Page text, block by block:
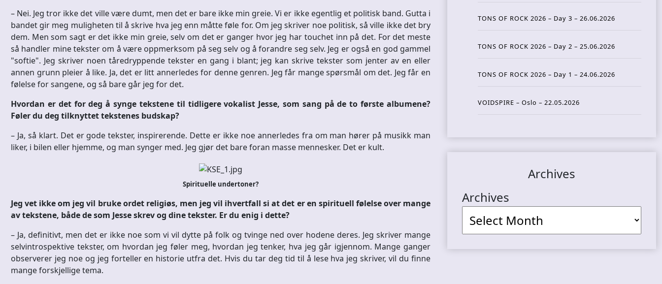
– Nei. Jeg tror ikke det ville være dumt, men det er bare ikke min greie. Vi er ikke egentlig et politisk band. Gutta i
bandet gir meg muligheten til å skrive hva jeg enn måtte føle for. Om jeg skriver noe politisk, så ville ikke det bry
dem. Men som sagt er det ikke min greie, selv om det er ganger hvor jeg har touchet inn på det. For det meste
så handler mine tekster om å være oppmerksom på seg selv og å forandre seg selv. Jeg er også en god gammel
"softie". Jeg skriver noen tåredryppende tekster en gang i blant; jeg kan skrive tekster som jenter av en eller
annen grunn pleier å like. Ja, det er litt annerledes for denne genren. Jeg får mange spørsmål om det. Jeg får en
følelse for sangene, og så bare går jeg for det.
Hvordan er det for deg å synge tekstene til tidligere vokalist Jesse, som sang på de to første albumene?
Føler du deg tilknyttet tekstenes budskap?
– Ja, så klart. Det er gode tekster, inspirerende. Dette er ikke noe annerledes fra om man hører på musikk man
liker, i bilen eller hjemme, og man synger med. Jeg gjør det bare foran masse mennesker. Det er kult.
Spirituelle undertoner?
Jeg vet ikke om jeg vil bruke ordet religiøs, men jeg vil ihvertfall si at det er en spirituell følelse over mange
av tekstene, både de som Jesse skrev og dine tekster. Er du enig i dette?
– Ja, definitivt, men det er ikke noe som vi vil dytte på folk og tvinge ned over hodene deres. Jeg skriver mange
selvintrospektive tekster, om hvordan jeg føler meg, hvordan jeg tenker, hva jeg går igjennom. Mange ganger
observerer jeg noe og jeg forteller en historie utfra det. Hvis du tar deg tid til å lese hva jeg skriver, vil du finne
mange forskjellige tema.
TONS OF ROCK 2026 – Day 3 – 26.06.2026
TONS OF ROCK 2026 – Day 2 – 25.06.2026
TONS OF ROCK 2026 – Day 1 – 24.06.2026
VOIDSPIRE – Oslo – 22.05.2026
Archives
Archives